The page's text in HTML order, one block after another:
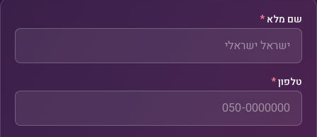
שם מלא *
טלפון*